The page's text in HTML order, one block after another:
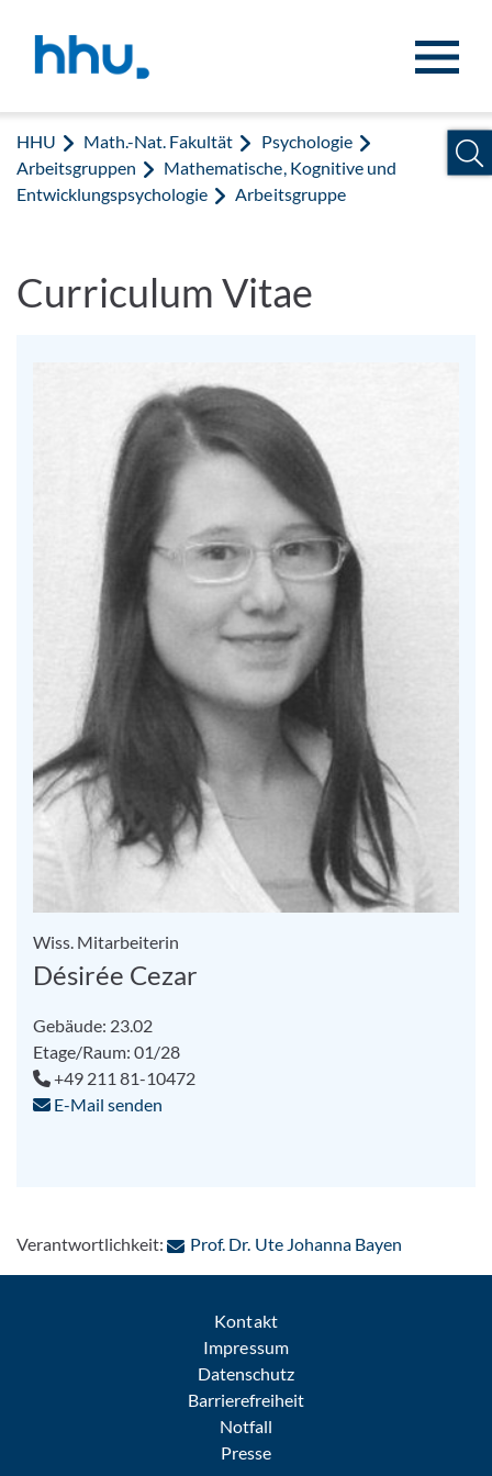
HHU Math.-Nat. Fakultät
Psychologie
Arbeitsgruppen
Mathematische, Kognitive und
Entwicklungspsychologie
Arbeitsgruppe
Curriculum Vitae
Wiss. Mitarbeiterin
Désirée Cezar
Gebäude: 23.02
Etage/Raum: 01/28
+49 211 81-10472
E-Mail senden
Verantwortlichkeit: Prof. Dr. Ute Johanna Bayen: Per E-
Kontakt
Impressum
Datenschutz
Barrierefreiheit
Notfall
Presse